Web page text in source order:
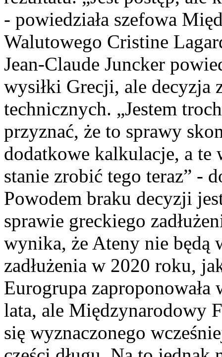
- powiedziała szefowa
Walutowego Cristine
Jean-Claude Juncker
wysiłki Grecji, ale decyzja
technicznych. „Jestem
przyznać, że to sprawy
dodatkowe kalkulacje, a te
stanie zrobić tego teraz” -
Powodem braku decyzji
sprawie greckiego
wynika, że Ateny nie będą
zadłużenia w 2020 roku,
Eurogrupa
lata, ale Międzynarodowy
się wyznaczonego